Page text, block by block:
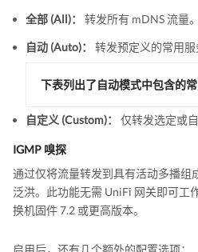
全部 (All)： 转发所有 mDNS 流量。
自动 (Auto)： 转发预定义的常用服
下表列出了自动模式中包含的常
自定义 (Custom)： 仅转发选定或
IGMP 嗅探
通过仅将流量转发到具有活动多播组
泛洪。此功能无需 UniFi 网关即可工
换机固件 7.2 或更高版本。
启用后，还有几个额外的配置选项：